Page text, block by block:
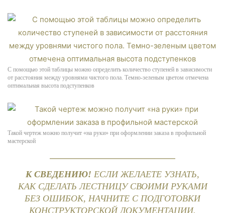
С помощью этой таблицы можно определить количество ступеней в зависимости
от расстояния между уровнями чистого пола. Темно-зеленым цветом отмечена
оптимальная высота подступенков
Такой чертеж можно получит «на руки» при оформлении заказа в профильной
мастерской
К СВЕДЕНИЮ! ЕСЛИ ЖЕЛАЕТЕ УЗНАТЬ,
КАК СДЕЛАТЬ ЛЕСТНИЦУ СВОИМИ РУКАМИ
БЕЗ ОШИБОК, НАЧНИТЕ С ПОДГОТОВКИ
КОНСТРУКТОРСКОЙ ДОКУМЕНТАЦИИ.